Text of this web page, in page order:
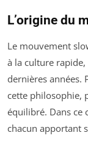
L’origine du
Le mouvement
à la culture rapide,
dernières années.
cette philosophie,
équilibré. Dans ce
chacun apportant